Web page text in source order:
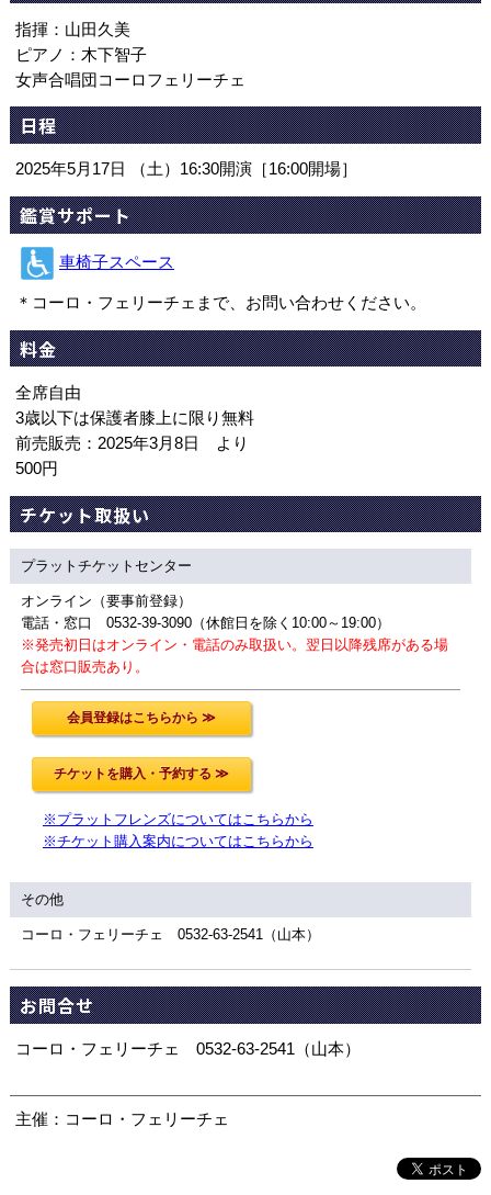
指揮：山田久美
ピアノ：木下智子
女声合唱団コーロフェリーチェ
日程
2025年5月17日 （土）16:30開演［16:00開場］
鑑賞サポート
車椅子スペース
＊コーロ・フェリーチェまで、お問い合わせください。
料金
全席自由
3歳以下は保護者膝上に限り無料
前売販売：2025年3月8日 より
500円
チケット取扱い
プラットチケットセンター
オンライン（要事前登録）
電話・窓口 0532-39-3090（休館日を除く10:00～19:00）
※発売初日はオンライン・電話のみ取扱い。翌日以降残席がある場
合は窓口販売あり。
※プラットフレンズについてはこちらから
※チケット購入案内についてはこちらから
その他
コーロ・フェリーチェ 0532-63-2541（山本）
お問合せ
コーロ・フェリーチェ 0532-63-2541（山本）
主催：コーロ・フェリーチェ